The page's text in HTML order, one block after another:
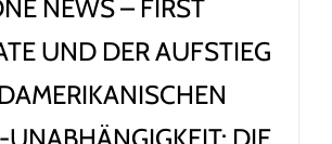
NEWS – FIRST
UND DER AUFSTIEG
UNABHÄNGIGKEIT: DIE